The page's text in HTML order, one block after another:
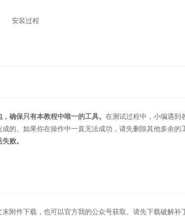
安装过程
确保只有本教程中唯一的工具。 在测试过程中，小编遇到
的。如果你在操作中一直无法成功，请先删除其他多余的
败。
附件下载，也可以官方我的公众号获取。请先下载破解补